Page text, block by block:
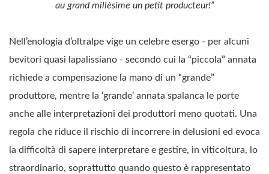
au grand millèsime un petit producteur!”
Nell’enologia d’oltralpe vige un celebre esergo - per alcuni
bevitori quasi lapalissiano - secondo cui la “piccola” annata
richiede a compensazione la mano di un “grande”
produttore, mentre la ‘grande’ annata spalanca le porte
anche alle interpretazioni dei produttori meno quotati. Una
regola che riduce il rischio di incorrere in delusioni ed evoca
la difficoltà di sapere interpretare e gestire, in viticoltura, lo
straordinario, soprattutto quando questo è rappresentato